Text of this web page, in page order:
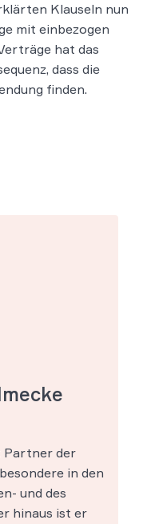
Klauseln nun
mit einbezogen
hat das
dass die
finden.
Partner der
in den
und des
hinaus ist er